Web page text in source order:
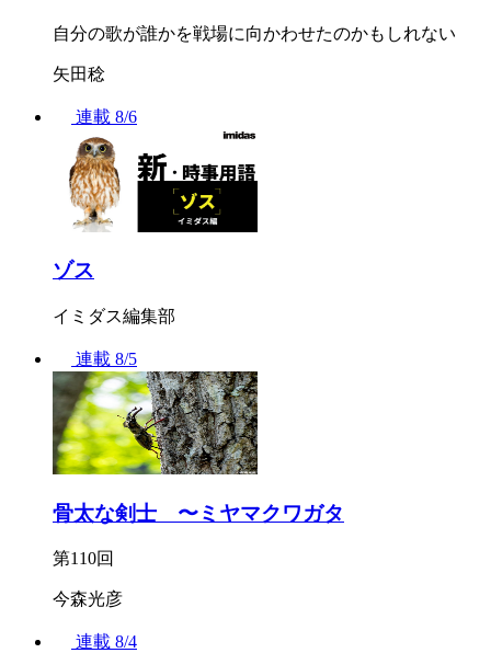
自分の歌が誰かを戦場に向かわせたのかもしれない
矢田稔
連載 8/6
ゾス
イミダス編集部
連載 8/5
骨太な剣士 〜ミヤマクワガタ
第110回
今森光彦
連載 8/4